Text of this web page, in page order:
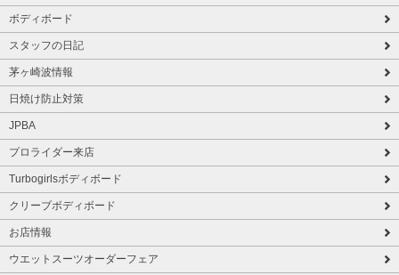
ボディボード
スタッフの日記
茅ヶ崎波情報
日焼け防止対策
JPBA
プロライダー来店
Turbogirlsボディボード
クリーブボディボード
お店情報
ウエットスーツオーダーフェア